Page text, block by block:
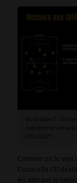
Comme on le voit
Cucurella (3)
en attirant le